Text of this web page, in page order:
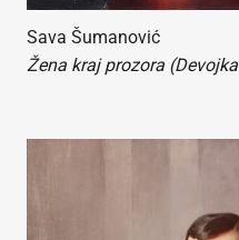
Sava Šumanović
Žena kraj prozora